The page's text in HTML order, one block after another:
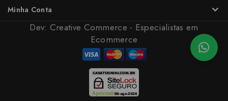
Minha Conta
Dev: Creative Commerce - Especialistas em
Ecommerce